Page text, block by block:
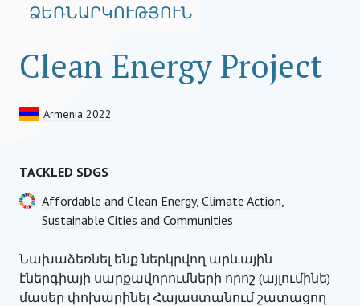
ՁԵՌՆԱՐԿՈՒԹՅՈՒՆ
Clean Energy Project
Armenia 2022
TACKLED SDGS
Affordable and Clean Energy, Climate Action,
Sustainable Cities and Communities
Նախաձեռնել ենք ներկրվող արևային
էներգիայի սարքավորումների որոշ (այլումինե)
մասեր փոխարինել Հայաստանում շատացող